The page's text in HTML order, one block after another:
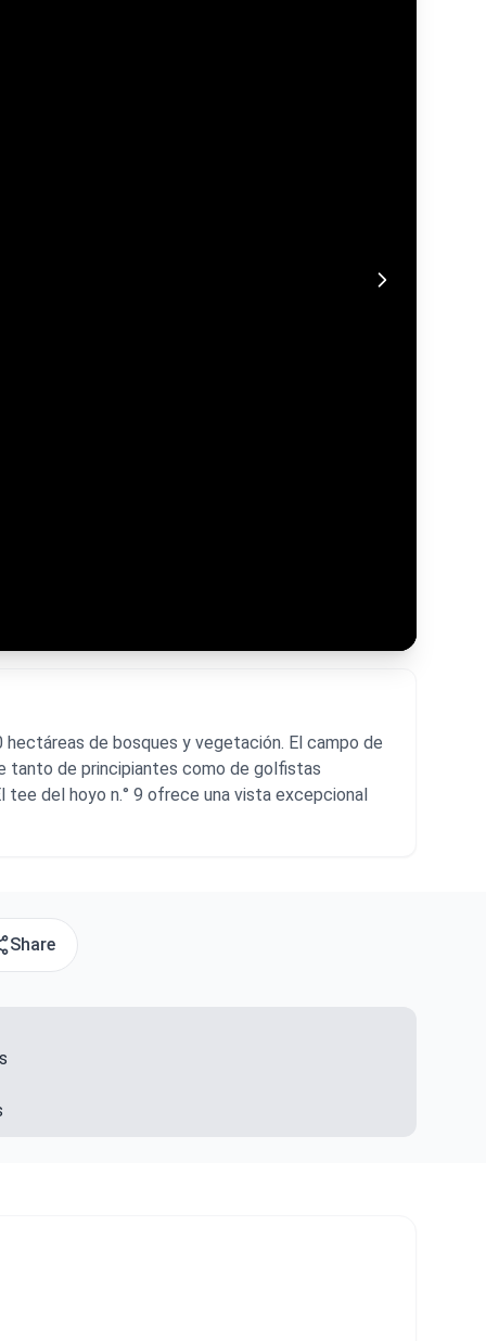
de bosques y vegetación. El campo de
tanto de principiantes como de golfistas
tee del hoyo n.° 9 ofrece una vista excepcional
Share